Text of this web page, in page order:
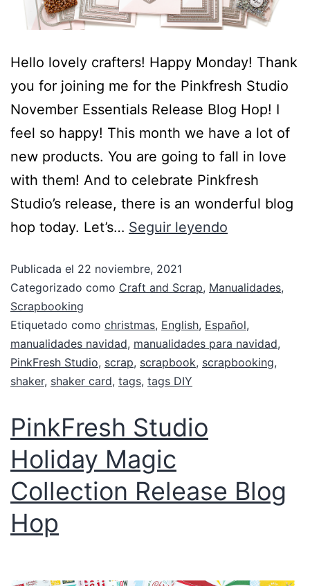
Hello lovely crafters! Happy Monday! Thank
you for joining me for the Pinkfresh Studio
November Essentials Release Blog Hop! I
feel so happy! This month we have a lot of
new products. You are going to fall in love
with them! And to celebrate Pinkfresh
Studio’s release, there is an wonderful blog
hop today. Let’s… Seguir leyendo
Publicada el 22 noviembre, 2021
Categorizado como Craft and Scrap, Manualidades,
Scrapbooking
Etiquetado como christmas, English, Español,
manualidades navidad, manualidades para navidad,
PinkFresh Studio, scrap, scrapbook, scrapbooking,
shaker, shaker card, tags, tags DIY
PinkFresh Studio
Holiday Magic
Collection Release Blog
Hop